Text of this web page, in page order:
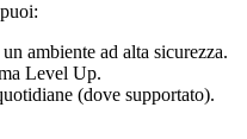
ambiente ad alta sicurezza.
Level Up.
(dove supportato).